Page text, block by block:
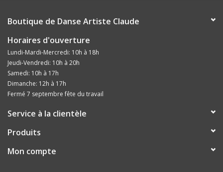
Boutique de Danse Artiste Claude
Horaires d'ouverture
Lundi-Mardi-Mercredi: 10h à 18h
Jeudi-Vendredi: 10h à 20h
Samedi: 10h à 17h
Dimanche: 12h à 17h
Fermé 7 septembre fête du travail
Service à la clientèle
Produits
Mon compte